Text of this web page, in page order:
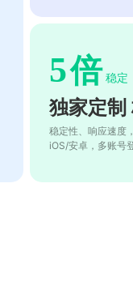
5倍 稳定
独家定制
稳定性、响应速度
iOS/安卓，多账号